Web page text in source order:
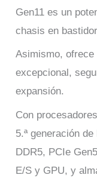
Gen11 es un
chasis en
Asimismo, ofrece
excepcional,
expansión.
Con
5.ª generación
DDR5, PCIe
E/S y GPU, y